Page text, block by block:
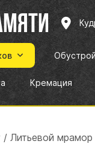
Кремация
/ Литьевой мрамор